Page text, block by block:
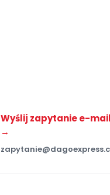
Wyślij zapytanie e-
→